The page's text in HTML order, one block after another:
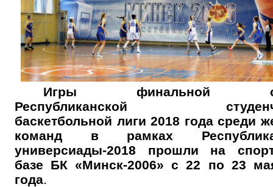
Игры финальной
Республиканской
баскетбольной лиги 2018 года среди
команд в рамках
универсиады-2018 прошли на
базе БК «Минск-2006»с 22 по 23
года.